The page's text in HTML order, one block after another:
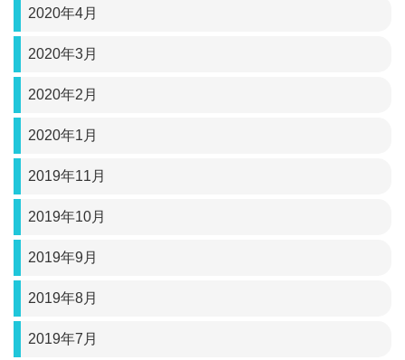
2020年4月
2020年3月
2020年2月
2020年1月
2019年11月
2019年10月
2019年9月
2019年8月
2019年7月